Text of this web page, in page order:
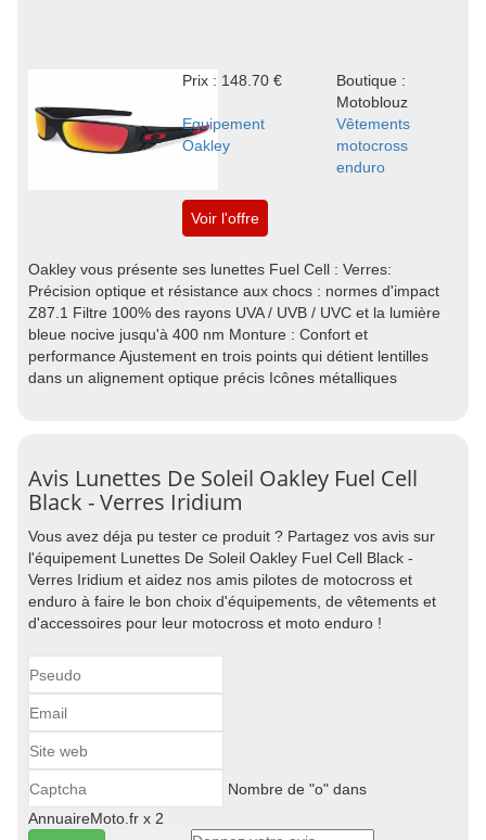
Prix : 148.70 €
Boutique :
Motoblouz
Equipement
Oakley
Vêtements
motocross
enduro
Voir l'offre
Oakley vous présente ses lunettes Fuel Cell : Verres:
Précision optique et résistance aux chocs : normes d'impact
Z87.1 Filtre 100% des rayons UVA / UVB / UVC et la lumière
bleue nocive jusqu'à 400 nm Monture : Confort et
performance Ajustement en trois points qui détient lentilles
dans un alignement optique précis Icônes métalliques
Avis Lunettes De Soleil Oakley Fuel Cell
Black - Verres Iridium
Vous avez déja pu tester ce produit ? Partagez vos avis sur
l'équipement Lunettes De Soleil Oakley Fuel Cell Black -
Verres Iridium et aidez nos amis pilotes de motocross et
enduro à faire le bon choix d'équipements, de vêtements et
d'accessoires pour leur motocross et moto enduro !
Nombre de "o" dans
AnnuaireMoto.fr x 2